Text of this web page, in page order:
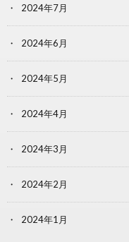
2024年7月
2024年6月
2024年5月
2024年4月
2024年3月
2024年2月
2024年1月